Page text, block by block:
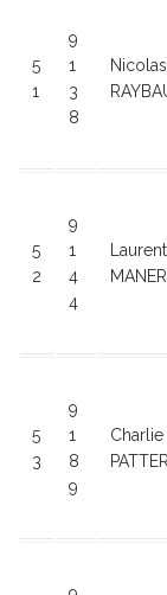
5
1
9
1
3
8
Nicolas
5
2
9
1
4
4
Laurent
5
3
9
1
8
9
Charlie